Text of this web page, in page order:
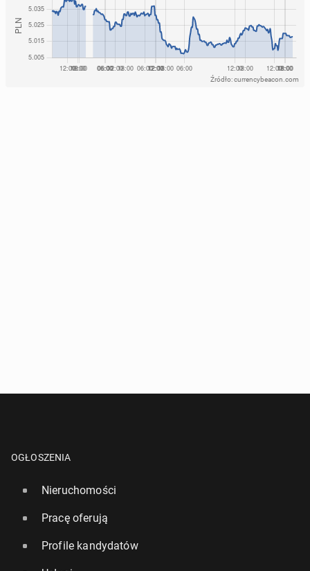
Źródło: currencybeacon.com
OGŁOSZENIA
Nieruchomości
Pracę oferują
Profile kandydatów